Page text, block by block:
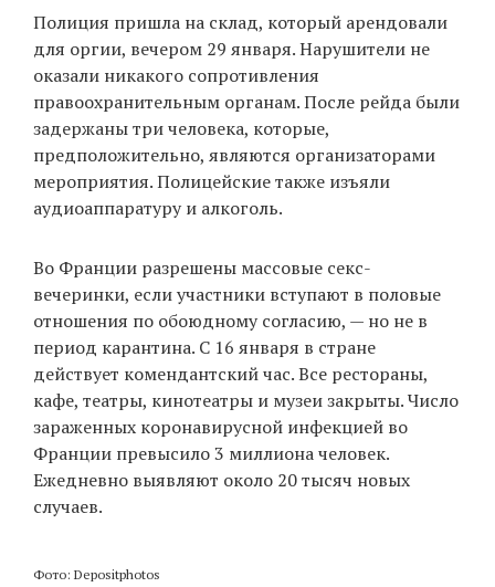
Полиция пришла на склад, который арендовали
для оргии, вечером 29 января. Нарушители не
оказали никакого сопротивления
правоохранительным органам. После рейда были
задержаны три человека, которые,
предположительно, являются организаторами
мероприятия. Полицейские также изъяли
аудиоаппаратуру и алкоголь.
Во Франции разрешены массовые секс-
вечеринки, если участники вступают в половые
отношения по обоюдному согласию, — но не в
период карантина. С 16 января в стране
действует комендантский час. Все рестораны,
кафе, театры, кинотеатры и музеи закрыты. Число
зараженных коронавирусной инфекцией во
Франции превысило 3 миллиона человек.
Ежедневно выявляют около 20 тысяч новых
случаев.
Фото: Depositphotos